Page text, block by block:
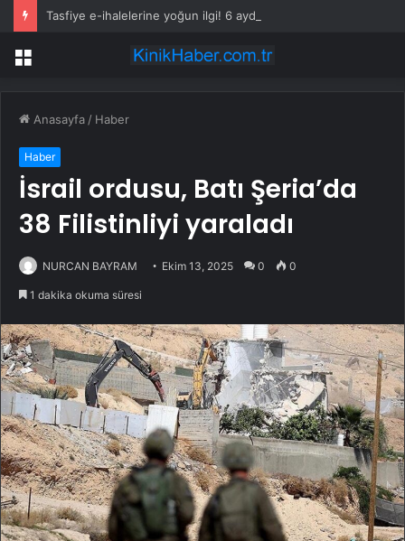
Menü
Anasayfa / Haber
Haber
İsrail ordusu, Batı Şeria’da
38 Filistinliyi yaraladı
NURCAN BAYRAM Ekim 13, 2025 0 0
1 dakika okuma süresi